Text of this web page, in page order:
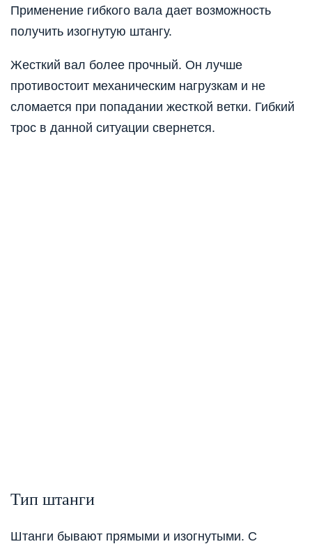
Применение гибкого вала дает возможность
получить изогнутую штангу.
Жесткий вал более прочный. Он лучше
противостоит механическим нагрузкам и не
сломается при попадании жесткой ветки. Гибкий
трос в данной ситуации свернется.
Тип штанги
Штанги бывают прямыми и изогнутыми. С